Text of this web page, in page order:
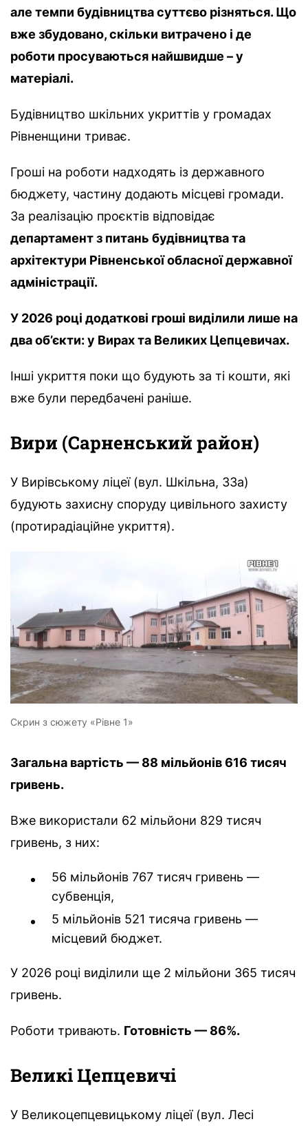
але темпи будівництва суттєво різняться. Що
вже збудовано, скільки витрачено і де
роботи просуваються найшвидше – у
матеріалі.
Будівництво шкільних укриттів у громадах
Рівненщини триває.
Гроші на роботи надходять із державного
бюджету, частину додають місцеві громади.
За реалізацію проєктів відповідає
департамент з питань будівництва та
архітектури Рівненської обласної державної
адміністрації.
У 2026 році додаткові гроші виділили лише на
два об’єкти: у Вирах та Великих Цепцевичах.
Інші укриття поки що будують за ті кошти, які
вже були передбачені раніше.
Вири (Сарненський район)
У Вирівському ліцеї (вул. Шкільна, 33а)
будують захисну споруду цивільного захисту
(протирадіаційне укриття).
Скрин з сюжету «Рівне 1»
Загальна вартість — 88 мільйонів 616 тисяч
гривень.
Вже використали 62 мільйони 829 тисяч
гривень, з них:
56 мільйонів 767 тисяч гривень —
субвенція,
5 мільйонів 521 тисяча гривень —
місцевий бюджет.
У 2026 році виділили ще 2 мільйони 365 тисяч
гривень.
Роботи тривають. Готовність — 86%.
Великі Цепцевичі
У Великоцепцевицькому ліцеї (вул. Лесі